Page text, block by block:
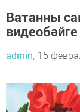
Ватанны
admin, 15